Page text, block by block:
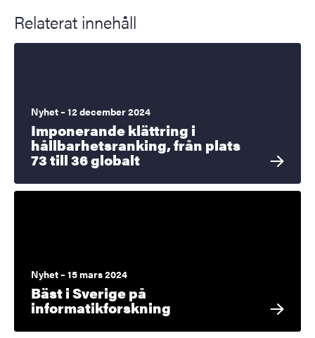
Relaterat innehåll
Nyhet – 12 december 2024
Imponerande klättring i
hållbarhetsranking, från plats
73 till 36 globalt
Nyhet – 15 mars 2024
Bäst i Sverige på
informatikforskning